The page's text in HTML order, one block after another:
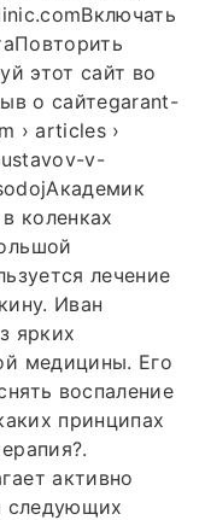
этот сайт во
о сайтеgarant-
› articles ›
v-
коленках
лечение
Иван
ярких
медицины. Его
воспаление
принципах
активно
следующих